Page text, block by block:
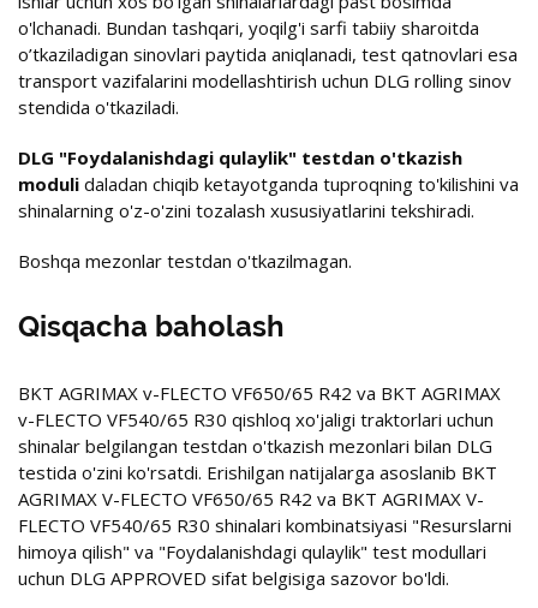
o'lchanadi. Bundan tashqari, yoqilg'i sarfi tabiiy sharoitda
o’tkaziladigan sinovlari paytida aniqlanadi, test qatnovlari esa
transport vazifalarini modellashtirish uchun DLG rolling sinov
stendida o'tkaziladi.
DLG "Foydalanishdagi qulaylik" testdan o'tkazish
moduli daladan chiqib ketayotganda tuproqning to'kilishini va
shinalarning o'z-o'zini tozalash xususiyatlarini tekshiradi.
Boshqa mezonlar testdan o'tkazilmagan.
Qisqacha baholash
BKT AGRIMAX v-FLECTO VF650/65 R42 va BKT AGRIMAX
v-FLECTO VF540/65 R30 qishloq xo'jaligi traktorlari uchun
shinalar belgilangan testdan o'tkazish mezonlari bilan DLG
testida o'zini ko'rsatdi. Erishilgan natijalarga asoslanib BKT
AGRIMAX V-FLECTO VF650/65 R42 va BKT AGRIMAX V-
FLECTO VF540/65 R30 shinalari kombinatsiyasi "Resurslarni
himoya qilish" va "Foydalanishdagi qulaylik" test modullari
uchun DLG APPROVED sifat belgisiga sazovor bo'ldi.